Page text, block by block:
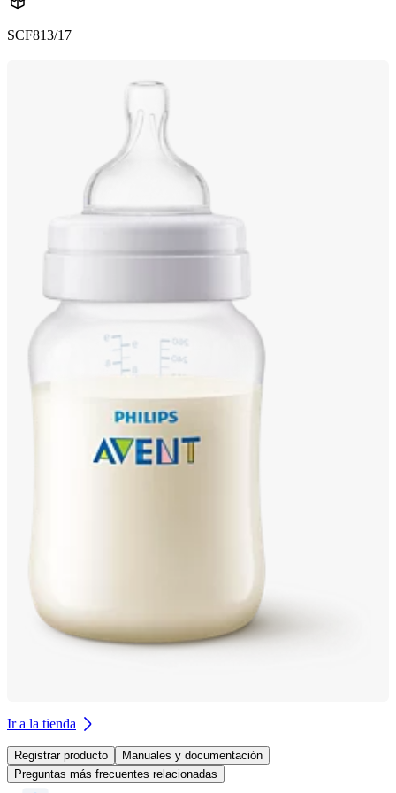
SCF813/17
Ir a la tienda
Registrar producto
Manuales y documentación
Preguntas más frecuentes relacionadas